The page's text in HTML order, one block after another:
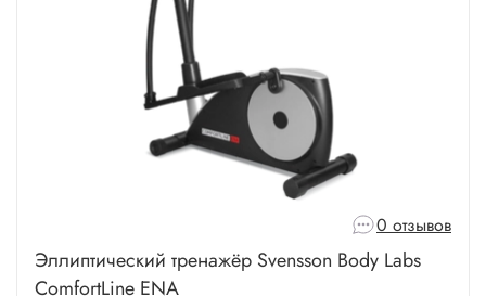
0 отзывов
Эллиптический тренажёр Svensson Body Labs
ComfortLine ENA